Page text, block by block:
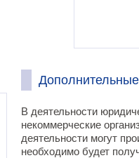
В деятельности
некоммерческие
деятельности могут
необходимо будет